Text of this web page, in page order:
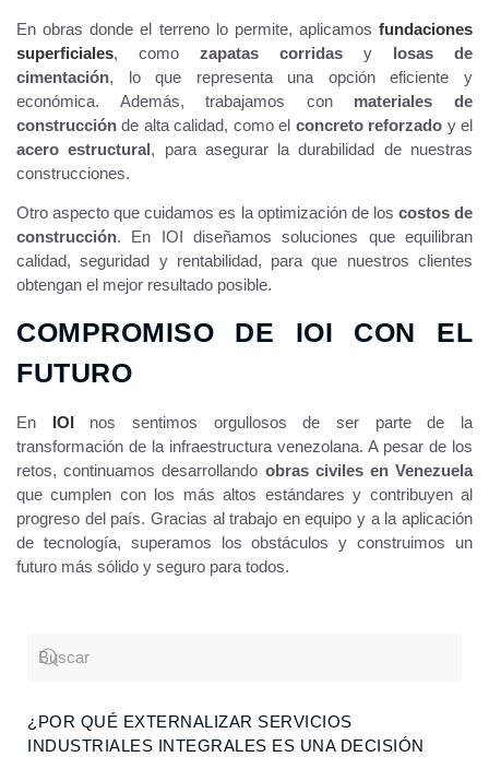
En obras donde el terreno lo permite, aplicamos fundaciones
superficiales, como zapatas corridas y losas de
cimentación, lo que representa una opción eficiente y
económica. Además, trabajamos con materiales de
construcción de alta calidad, como el concreto reforzado y el
acero estructural, para asegurar la durabilidad de nuestras
construcciones.
Otro aspecto que cuidamos es la optimización de los costos de
construcción. En IOI diseñamos soluciones que equilibran
calidad, seguridad y rentabilidad, para que nuestros clientes
obtengan el mejor resultado posible.
COMPROMISO DE IOI CON EL
FUTURO
En IOInos sentimos orgullosos de ser parte de la
transformación de la infraestructura venezolana. A pesar de los
retos, continuamos desarrollando obras civiles en Venezuela
que cumplen con los más altos estándares y contribuyen al
progreso del país. Gracias al trabajo en equipo y a la aplicación
de tecnología, superamos los obstáculos y construimos un
futuro más sólido y seguro para todos.
¿POR QUÉ EXTERNALIZAR SERVICIOS
INDUSTRIALES INTEGRALES ES UNA DECISIÓN